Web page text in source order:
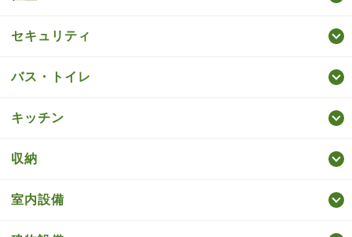
セキュリティ
バス・トイレ
キッチン
収納
室内設備